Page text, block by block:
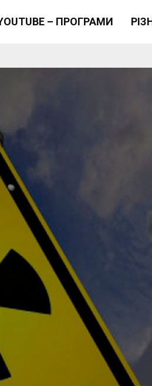
– ПРОГРАМИ